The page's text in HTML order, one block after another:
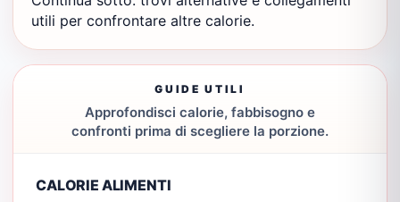
utili per confrontare altre calorie.
GUIDE UTILI
Approfondisci calorie, fabbisogno e
confronti prima di scegliere la porzione.
CALORIE ALIMENTI